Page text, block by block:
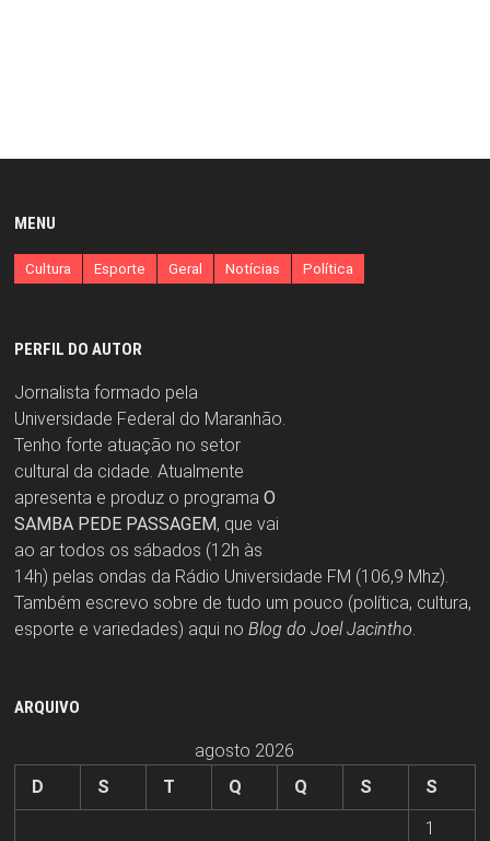
MENU
Cultura Esporte Geral Notícias Política
PERFIL DO AUTOR
Jornalista formado pela
Universidade Federal do Maranhão.
Tenho forte atuação no setor
cultural da cidade. Atualmente
apresenta e produz o programa O
SAMBA PEDE PASSAGEM, que vai
ao ar todos os sábados (12h às
14h) pelas ondas da Rádio Universidade FM (106,9 Mhz).
Também escrevo sobre de tudo um pouco (política, cultura,
esporte e variedades) aqui no Blog do Joel Jacintho.
ARQUIVO
agosto 2026
D
S T Q Q S
S
1